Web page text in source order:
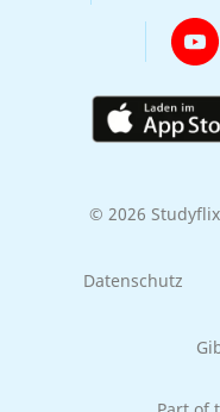
© 2026 Studyflix
Datenschutz